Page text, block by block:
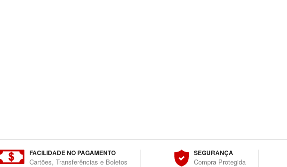
FACILIDADE NO PAGAMENTO
Cartões, Transferências e Boletos
SEGURANÇA
Compra Protegida